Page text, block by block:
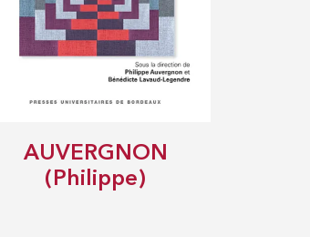
AUVERGNON
(Philippe)